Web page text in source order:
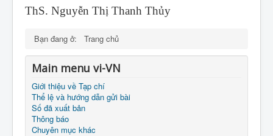
ThS. Nguyễn Thị Thanh Thủy
Bạn đang ở: Trang chủ
Main menu vi-VN
Giới thiệu về Tạp chí
Thể lệ và hướng dẫn gửi bài
Số đã xuất bản
Thông báo
Chuyên mục khác